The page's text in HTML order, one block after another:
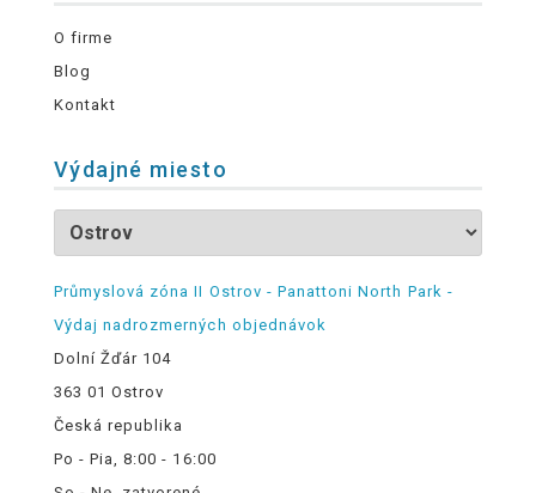
O firme
Blog
Kontakt
Výdajné miesto
Průmyslová zóna II Ostrov - Panattoni North Park -
Výdaj nadrozmerných objednávok
Dolní Žďár 104
363 01 Ostrov
Česká republika
Po - Pia, 8:00 - 16:00